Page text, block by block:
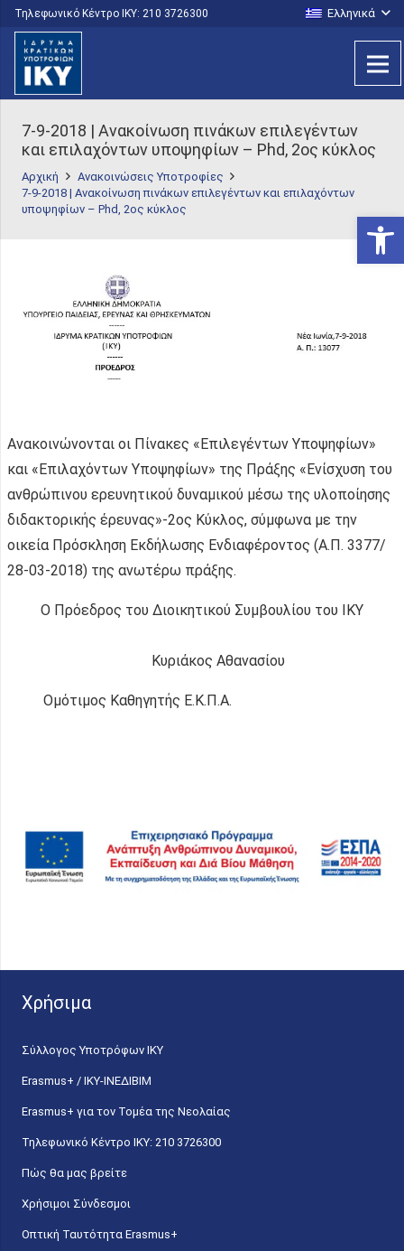
Τηλεφωνικό Κέντρο IKY: 210 3726300 Ελληνικά
7-9-2018 | Ανακοίνωση πινάκων επιλεγέντων
και επιλαχόντων υποψηφίων – Phd, 2ος κύκλος
Αρχική
Ανακοινώσεις Υποτροφίες
7-9-2018 | Ανακοίνωση πινάκων επιλεγέντων και επιλαχόντων
υποψηφίων – Phd, 2ος κύκλος
Ανακοινώνονται οι Πίνακες «Επιλεγέντων Υποψηφίων»
και «Επιλαχόντων Υποψηφίων» της Πράξης «Ενίσχυση του
ανθρώπινου ερευνητικού δυναμικού μέσω της υλοποίησης
διδακτορικής έρευνας»-2ος Κύκλος, σύμφωνα με την
οικεία Πρόσκληση Εκδήλωσης Ενδιαφέροντος (Α.Π. 3377/
28-03-2018) της ανωτέρω πράξης.
Ο Πρόεδρος του Διοικητικού Συμβουλίου του ΙΚΥ
Κυριάκος Αθανασίου
Ομότιμος Καθηγητής Ε.Κ.Π.Α.
Χρήσιμα
Σύλλογος Υποτρόφων ΙΚΥ
Erasmus+ / ΙΚΥ-ΙΝΕΔΙΒΙΜ
Erasmus+ για τον Τομέα της Νεολαίας
Τηλεφωνικό Κέντρο IKY: 210 3726300
Πώς θα μας βρείτε
Χρήσιμοι Σύνδεσμοι
Οπτική Ταυτότητα Erasmus+